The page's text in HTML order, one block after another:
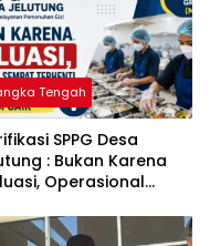
Tengah
SPPG Desa
: Bukan Karena
Operasional
Banper Belum Cair